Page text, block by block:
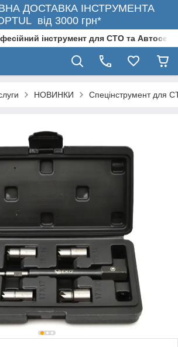
ДОСТАВКА ІНСТРУМЕНТА
від 3000 грн*
інструмент для СТО та
НОВИНКИ Спецінструмент для